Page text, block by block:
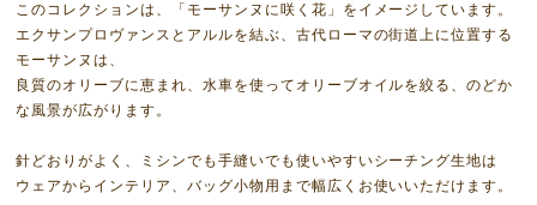
このコレクションは、「モーサンヌに咲く花」をイメージしています。
エクサンプロヴァンスとアルルを結ぶ、古代ローマの街道上に位置する
モーサンヌは、
良質のオリーブに恵まれ、水車を使ってオリーブオイルを絞る、のどか
な風景が広がります。
針どおりがよく、ミシンでも手縫いでも使いやすいシーチング生地は
ウェアからインテリア、バッグ小物用まで幅広くお使いいただけます。